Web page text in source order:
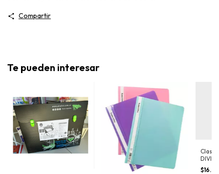
Compartir
Te pueden interesar